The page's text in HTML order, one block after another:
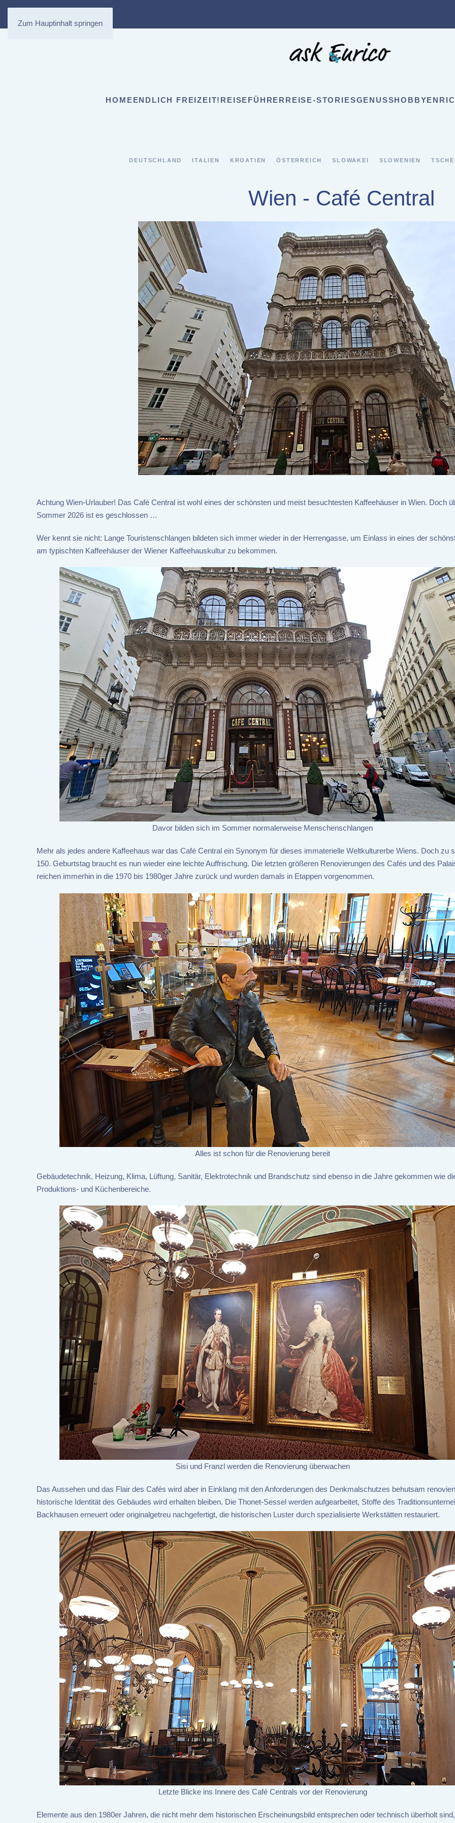
Zum Hauptinhalt springen
HOMEENDLICH FREIZEIT! REISEFÜHRER REISE-STORIESGENUSSHOBBY
DEUTSCHLAND ITALIEN KROATIEN ÖSTERREICH SLOWAKEI SLOWENIEN
Wien - Café Central
Achtung Wien-Urlauber! Das Café Central ist wohl eines der schönsten und meist besuchtesten Kaffeehäuser in Wien. Doch
Sommer 2026 ist es geschlossen …
Wer kennt sie nicht: Lange Touristenschlangen bildeten sich immer wieder in der Herrengasse, um Einlass in eines der
am typischten Kaffeehäuser der Wiener Kaffeehauskultur zu bekommen.
Davor bilden sich im Sommer normalerweise Menschenschlangen
Mehr als jedes andere Kaffeehaus war das Café Central ein Synonym für dieses immaterielle Weltkulturerbe Wiens. Doch zu
150. Geburtstag braucht es nun wieder eine leichte Auffrischung. Die letzten größeren Renovierungen des Cafés und des
reichen immerhin in die 1970 bis 1980ger Jahre zurück und wurden damals in Etappen vorgenommen.
Alles ist schon für die Renovierung bereit
Gebäudetechnik, Heizung, Klima, Lüftung, Sanitär, Elektrotechnik und Brandschutz sind ebenso in die Jahre gekommen wie
Produktions- und Küchenbereiche.
Sisi und Franzl werden die Renovierung überwachen
Das Aussehen und das Flair des Cafés wird aber in Einklang mit den Anforderungen des Denkmalschutzes behutsam
historische Identität des Gebäudes wird erhalten bleiben. Die Thonet-Sessel werden aufgearbeitet, Stoffe des
Backhausen erneuert oder originalgetreu nachgefertigt, die historischen Luster durch spezialisierte Werkstätten restauriert.
Letzte Blicke ins Innere des Café Centrals vor der Renovierung
Elemente aus den 1980er Jahren, die nicht mehr dem historischen Erscheinungsbild entsprechen oder technisch überholt